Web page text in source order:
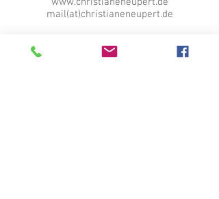
mail(at)christianeneupert.de
Christiane Neupert